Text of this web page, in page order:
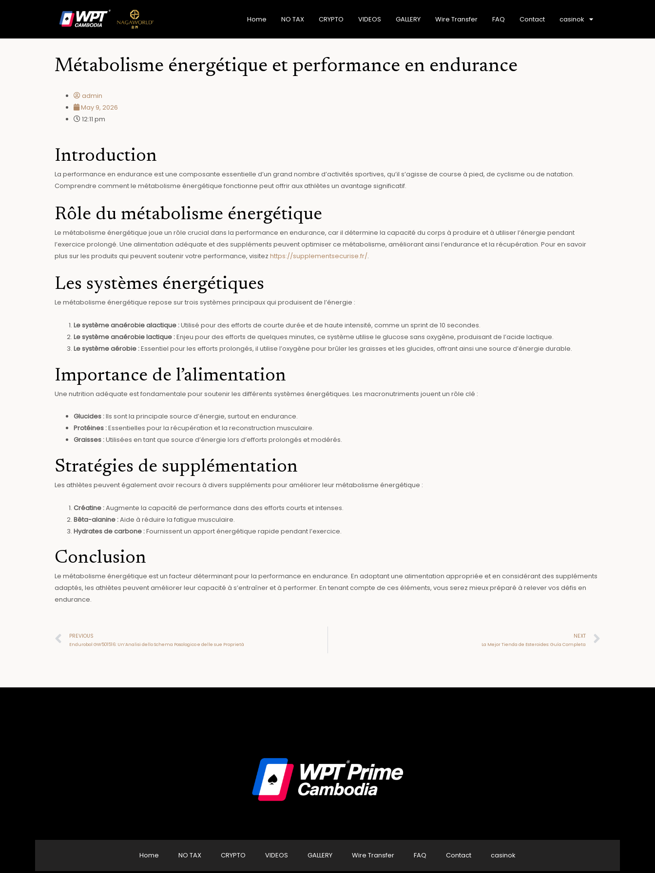
Home NO TAX CRYPTO VIDEOS GALLERY Wire Transfer FAQ Contact casinok
Métabolisme énergétique et performance en endurance
admin
May 9, 2026
12:11 pm
Introduction
La performance en endurance est une composante essentielle d’un grand nombre d’activités sportives, qu’il s’agisse de course à pied, de cyclisme ou de natation.
Comprendre comment le métabolisme énergétique fonctionne peut offrir aux athlètes un avantage significatif.
Rôle du métabolisme énergétique
Le métabolisme énergétique joue un rôle crucial dans la performance en endurance, car il détermine la capacité du corps à produire et à utiliser l’énergie pendant
l’exercice prolongé. Une alimentation adéquate et des suppléments peuvent optimiser ce métabolisme, améliorant ainsi l’endurance et la récupération. Pour en savoir
plus sur les produits qui peuvent soutenir votre performance, visitez https://supplementsecurise.fr/.
Les systèmes énergétiques
Le métabolisme énergétique repose sur trois systèmes principaux qui produisent de l’énergie :
Le système anaérobie alactique :Utilisé pour des efforts de courte durée et de haute intensité, comme un sprint de 10 secondes.
Le système anaérobie lactique :Enjeu pour des efforts de quelques minutes, ce système utilise le glucose sans oxygène, produisant de l’acide lactique.
Le système aérobie :Essentiel pour les efforts prolongés, il utilise l’oxygène pour brûler les graisses et les glucides, offrant ainsi une source d’énergie durable.
Importance de l’alimentation
Une nutrition adéquate est fondamentale pour soutenir les différents systèmes énergétiques. Les macronutriments jouent un rôle clé :
Glucides :Ils sont la principale source d’énergie, surtout en endurance.
Protéines :Essentielles pour la récupération et la reconstruction musculaire.
Graisses :Utilisées en tant que source d’énergie lors d’efforts prolongés et modérés.
Stratégies de supplémentation
Les athlètes peuvent également avoir recours à divers suppléments pour améliorer leur métabolisme énergétique :
Créatine :Augmente la capacité de performance dans des efforts courts et intenses.
Bêta-alanine :Aide à réduire la fatigue musculaire.
Hydrates de carbone :Fournissent un apport énergétique rapide pendant l’exercice.
Conclusion
Le métabolisme énergétique est un facteur déterminant pour la performance en endurance. En adoptant une alimentation appropriée et en considérant des suppléments
adaptés, les athlètes peuvent améliorer leur capacité à s’entraîner et à performer. En tenant compte de ces éléments, vous serez mieux préparé à relever vos défis en
endurance.
Prev
PREVIOUS
Endurobol GW501516: Un’Analisi dello Schema Posologico e delle sue Proprietà
NEXT
La Mejor Tienda de Esteroides: Guía Completa
Home NO TAX CRYPTO VIDEOS GALLERY Wire Transfer FAQ Contact casinok